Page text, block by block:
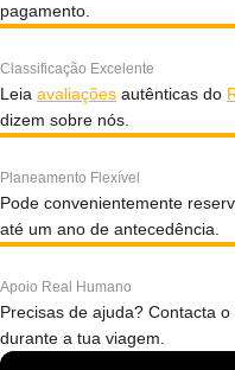
pagamento.
Classificação Excelente
Leia avaliações autênticas do
dizem sobre nós.
Planeamento Flexível
Pode convenientemente
até um ano de antecedência.
Apoio Real Humano
Precisas de ajuda? Contacta
durante a tua viagem.